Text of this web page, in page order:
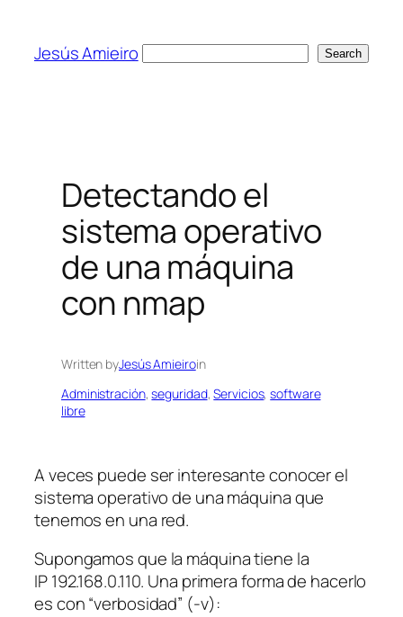
content
Jesús Amieiro Search
Detectando el
sistema operativo
de una máquina
con nmap
Written byJesús Amieiroin
Administración, seguridad, Servicios, software
libre
A veces puede ser interesante conocer el
sistema operativo de una máquina que
tenemos en una red.
Supongamos que la máquina tiene la
IP 192.168.0.110. Una primera forma de hacerlo
es con “verbosidad” (-v):